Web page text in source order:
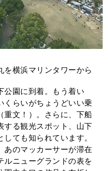
を横浜マリンタワーから
公園に到着。もう着い
くらいがちょうどいい乗
重文！）。さらに、下船
する観光スポット、山下
ても知られています。
あのマッカーサーが滞在
ルニューグランドの表を